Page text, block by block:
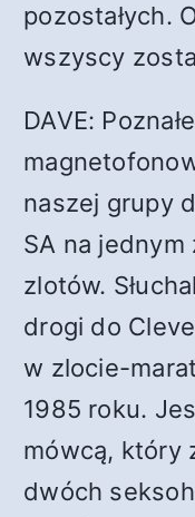
pozostałych.
wszyscy
DAVE:
naszej grupy
SA na
zlotów.
drogi do
w zlocie-
1985 roku.
mówcą, który
dwóch